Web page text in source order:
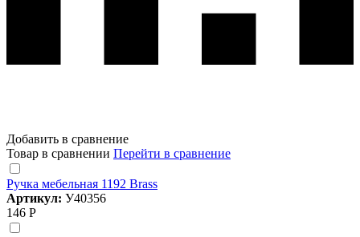
Добавить в сравнение
Товар в сравнении Перейти в сравнение
Ручка мебельная 1192 Brass
Артикул: У40356
146 Р